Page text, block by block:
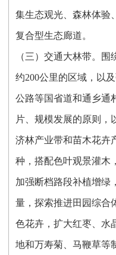
集生态观光、森林体验
复合型生态廊道。
（三）交通大林带。
约200公里的区域，以
公路等国省道和通乡通
片、规模发展的原则，
济林产业带和苗木花卉
种，搭配色叶观景灌木
加强断档路段补植增绿
量，探索推进田园综合
色花卉，扩大红枣、水
地和万寿菊、马鞭草等